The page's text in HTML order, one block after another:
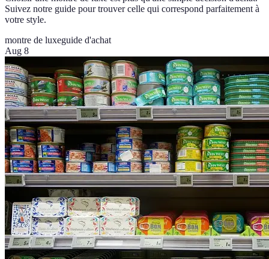
Suivez notre guide pour trouver celle qui correspond parfaitement à
votre style.
montre de luxeguide d'achat
Aug 8